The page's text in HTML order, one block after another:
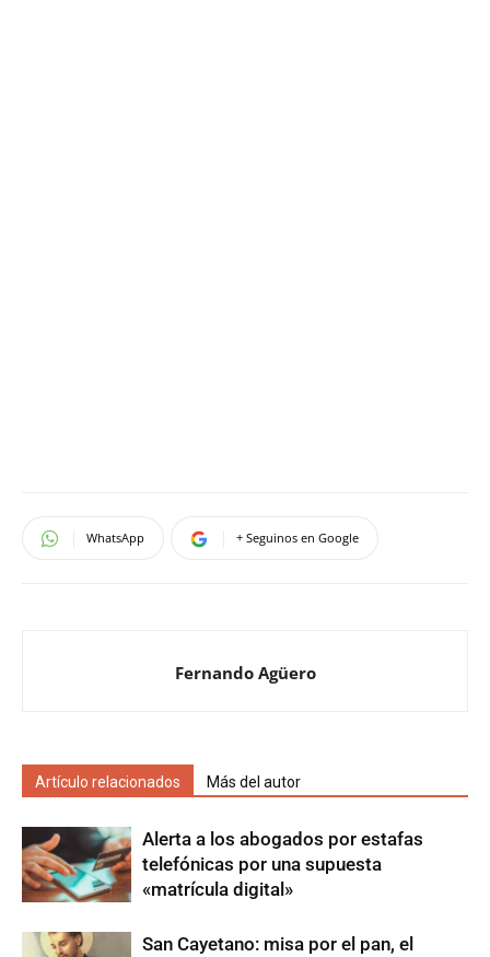
WhatsApp + Seguinos en Google
Fernando Agüero
Artículo relacionados Más del autor
Alerta a los abogados por estafas
telefónicas por una supuesta
«matrícula digital»
San Cayetano: misa por el pan, el